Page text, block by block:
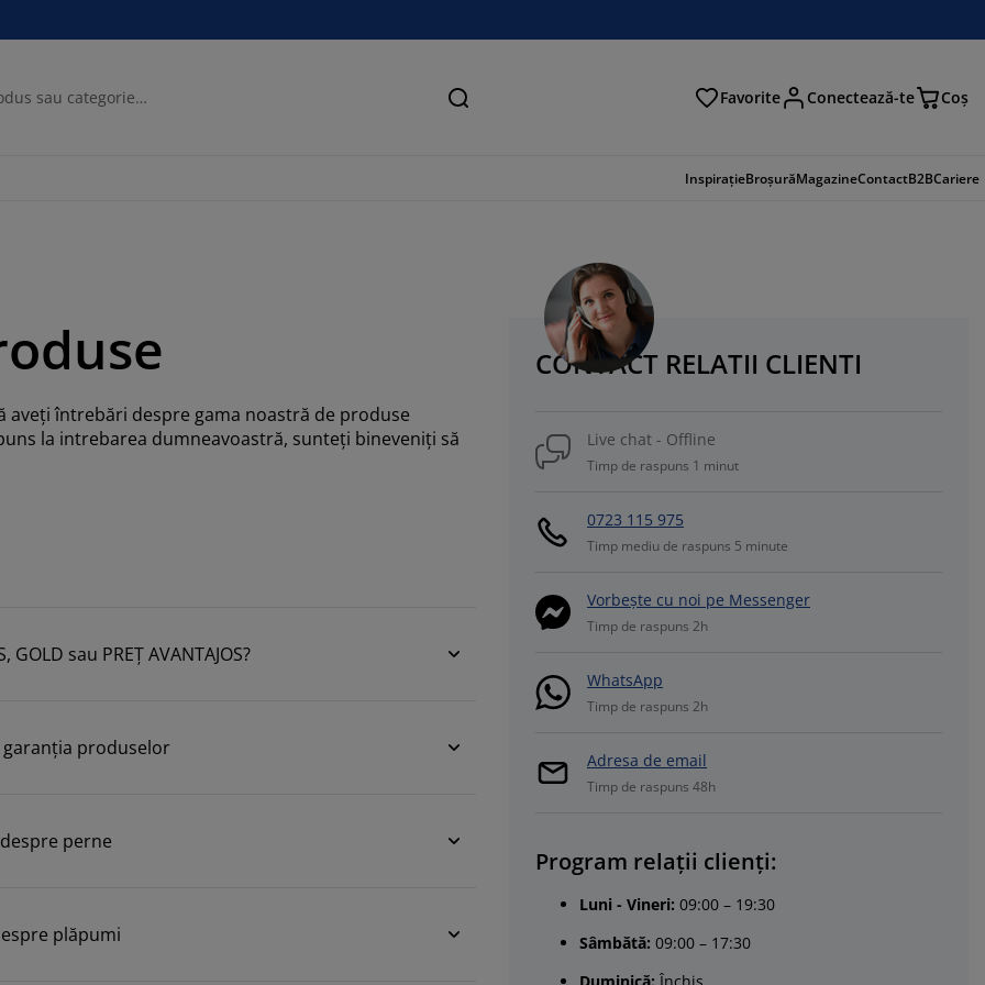
Căutare Favorite Conectează-te Coş
InspirațieBroșurăMagazineContactB2BCariere
aveți întrebări despre gama noastră de produse
la intrebarea dumneavoastră, sunteți bineveniți să
sau PREȚ AVANTAJOS?
produselor
perne
plăpumi
CONTACT RELATII CLIENTI
Live chat - Offline
Timp de raspuns 1 minut
0723 115 975
Timp mediu de raspuns 5 minute
Vorbește cu noi pe Messenger
Timp de raspuns 2h
WhatsApp
Timp de raspuns 2h
Adresa de email
Timp de raspuns 48h
Program relații clienți:
Luni - Vineri: 09:00 – 19:30
Sâmbătă: 09:00 – 17:30